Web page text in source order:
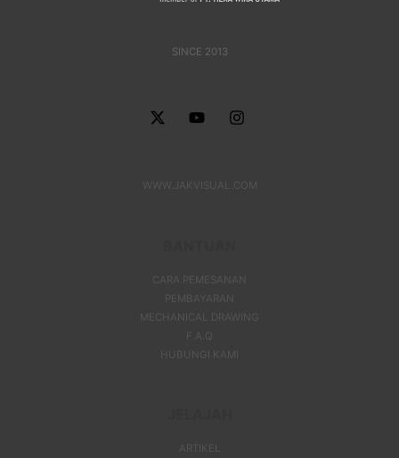
SINCE 2013
WWW.JAKVISUAL.COM
CARA PEMESANAN
PEMBAYARAN
MECHANICAL DRAWING
F.A.Q
HUBUNGI KAMI
ARTIKEL